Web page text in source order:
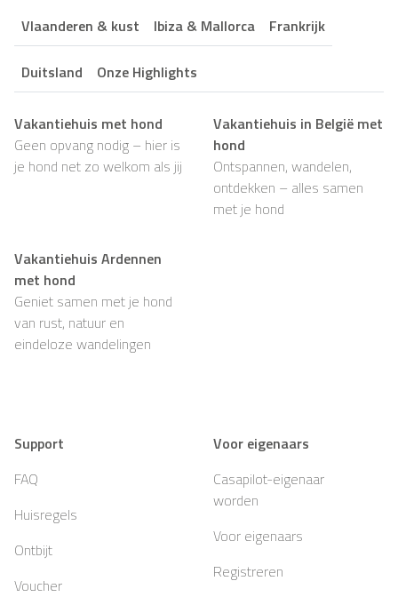
Vlaanderen & kust Ibiza & Mallorca Frankrijk
Duitsland Onze Highlights
Vakantiehuis met hond
Geen opvang nodig – hier is
je hond net zo welkom als jij
Vakantiehuis in België met
hond
Ontspannen, wandelen,
ontdekken – alles samen
met je hond
Vakantiehuis Ardennen
met hond
Geniet samen met je hond
van rust, natuur en
eindeloze wandelingen
Support
FAQ
Huisregels
Ontbijt
Voucher
Voor eigenaars
Casapilot-eigenaar
worden
Voor eigenaars
Registreren